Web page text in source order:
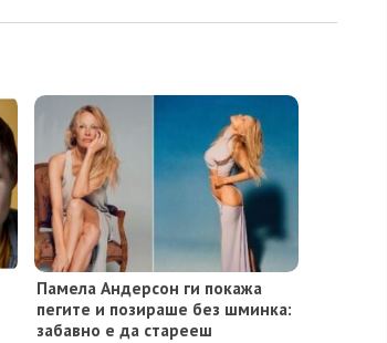
Памела Андерсон ги покажа
пегите и позираше без шминка:
забавно е да старееш